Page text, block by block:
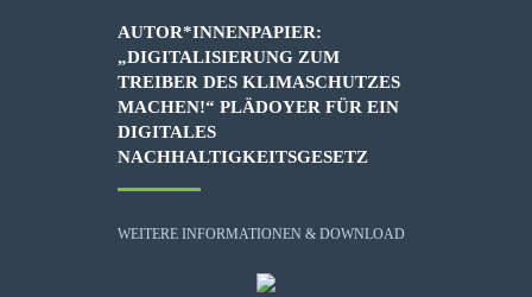
AUTOR*INNENPAPIER:
„DIGITALISIERUNG ZUM
TREIBER DES KLIMASCHUTZES
MACHEN!“ PLÄDOYER FÜR EIN
DIGITALES
NACHHALTIGKEITSGESETZ
WEITERE INFORMATIONEN & DOWNLOAD